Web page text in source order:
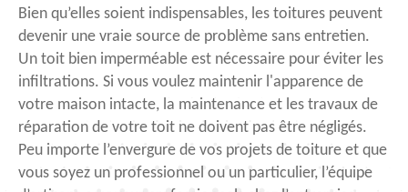
Bien qu’elles soient indispensables, les toitures peuvent
devenir une vraie source de problème sans entretien.
Un toit bien imperméable est nécessaire pour éviter les
infiltrations. Si vous voulez maintenir l'apparence de
votre maison intacte, la maintenance et les travaux de
réparation de votre toit ne doivent pas être négligés.
Peu importe l’envergure de vos projets de toiture et que
vous soyez un professionnel ou un particulier, l’équipe